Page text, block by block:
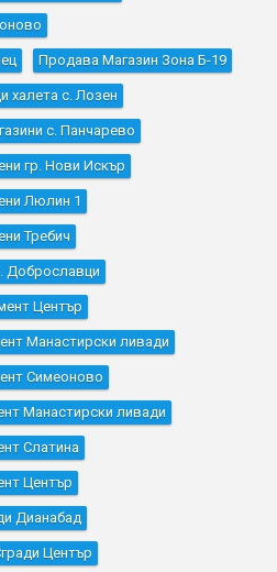
Продава Магазин Зона Б-19
халета с. Лозен
с. Панчарево
гр. Нови Искър
Люлин 1
Требич
Доброславци
Център
Манастирски ливади
Симеоново
Манастирски ливади
Слатина
Център
Дианабад
Център